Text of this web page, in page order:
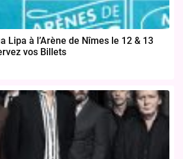
Lipa à l’Arène de Nîmes le 12 & 13
vos Billets